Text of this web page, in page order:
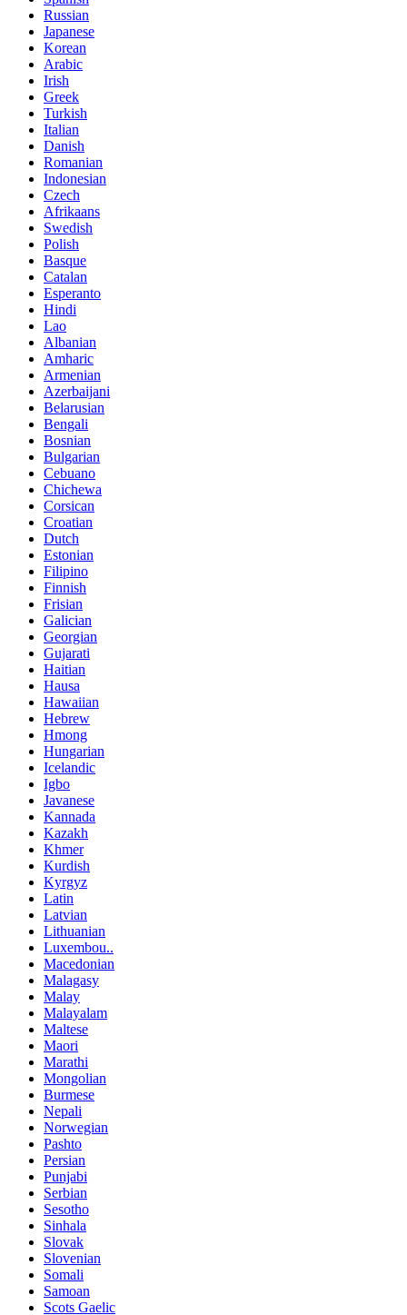
Russian
Japanese
Korean
Arabic
Irish
Greek
Turkish
Italian
Danish
Romanian
Indonesian
Czech
Afrikaans
Swedish
Polish
Basque
Catalan
Esperanto
Hindi
Lao
Albanian
Amharic
Armenian
Azerbaijani
Belarusian
Bengali
Bosnian
Bulgarian
Cebuano
Chichewa
Corsican
Croatian
Dutch
Estonian
Filipino
Finnish
Frisian
Galician
Georgian
Gujarati
Haitian
Hausa
Hawaiian
Hebrew
Hmong
Hungarian
Icelandic
Igbo
Javanese
Kannada
Kazakh
Khmer
Kurdish
Kyrgyz
Latin
Latvian
Lithuanian
Luxembou..
Macedonian
Malagasy
Malay
Malayalam
Maltese
Maori
Marathi
Mongolian
Burmese
Nepali
Norwegian
Pashto
Persian
Punjabi
Serbian
Sesotho
Sinhala
Slovak
Slovenian
Somali
Samoan
Scots Gaelic